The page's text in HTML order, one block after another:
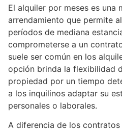
El alquiler por meses es una
arrendamiento que permite
períodos de mediana
comprometerse a un
suele ser común en los
opción brinda la flexibilidad
propiedad por un tiempo
a los inquilinos adaptar su
personales o laborales.
A diferencia de los